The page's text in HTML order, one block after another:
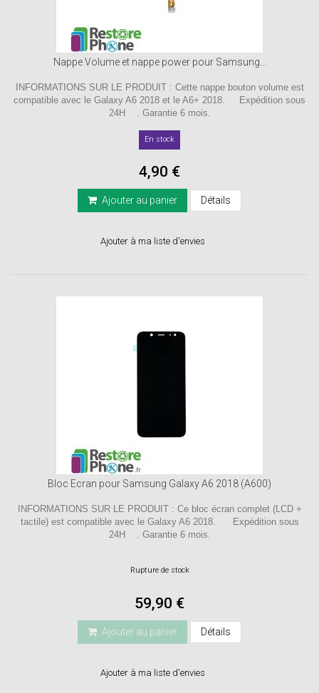
Nappe Volume et nappe power pour Samsung...
INFORMATIONS SUR LE PRODUIT : Cette nappe bouton volume est
compatible avec le Galaxy A6 2018 et le A6+ 2018. Expédition sous
24H . Garantie 6 mois.
En stock
4,90 €
Ajouter au panier Détails
Ajouter à ma liste d'envies
Bloc Ecran pour Samsung Galaxy A6 2018 (A600)
INFORMATIONS SUR LE PRODUIT : Ce bloc écran complet (LCD +
tactile) est compatible avec le Galaxy A6 2018. Expédition sous
24H . Garantie 6 mois.
Rupture de stock
59,90 €
Ajouter au panier Détails
Ajouter à ma liste d'envies